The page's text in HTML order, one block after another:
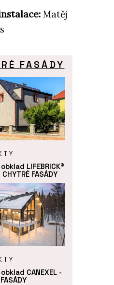
Matěj
FASÁDY
LIFEBRICK®
FASÁDY
CANEXEL -